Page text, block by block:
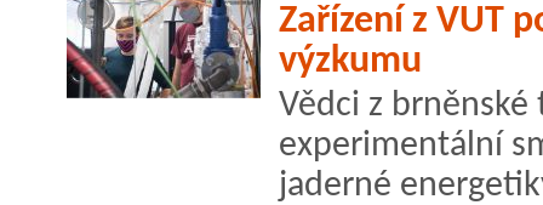
Zařízení z VUT
výzkumu
Vědci z
experimentální
jaderné